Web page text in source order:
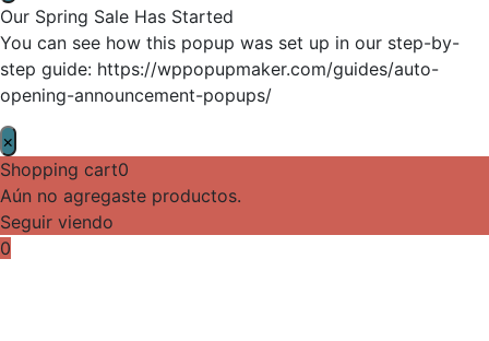
Our Spring Sale Has Started
You can see how this popup was set up in our step-by-
step guide: https://wppopupmaker.com/guides/auto-
opening-announcement-popups/
×
Shopping cart0
Aún no agregaste productos.
Seguir viendo
0